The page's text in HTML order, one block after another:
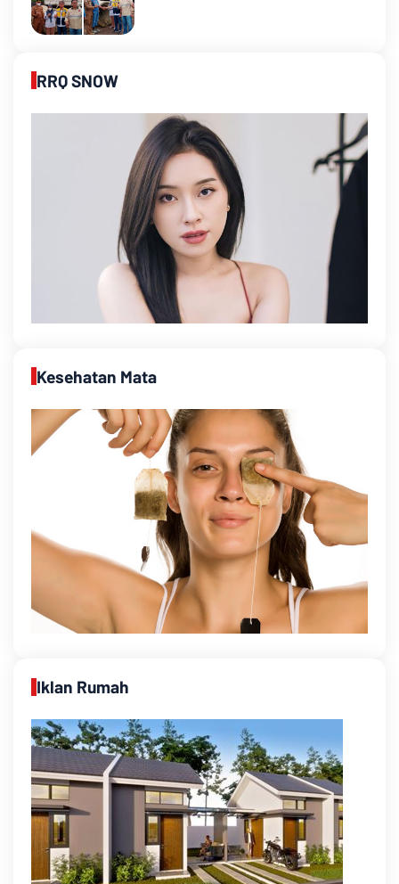
RRQ SNOW
Kesehatan Mata
Iklan Rumah